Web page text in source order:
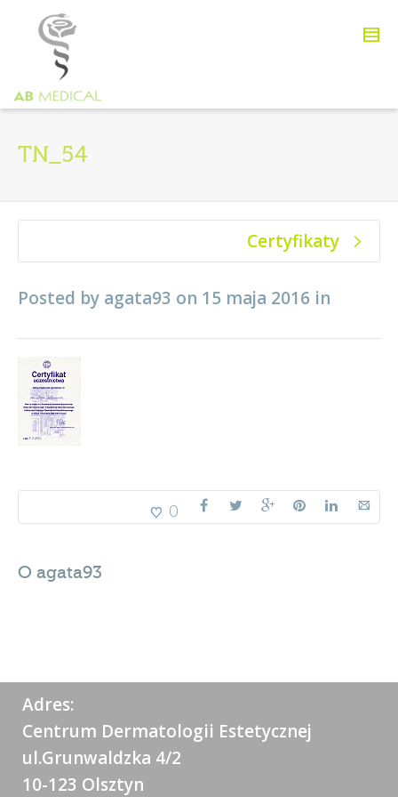
TN_54
Certyfikaty
Posted by agata93 on 15 maja 2016 in
0
O agata93
Adres:
Centrum Dermatologii Estetycznej
ul.Grunwaldzka 4/2
10-123 Olsztyn